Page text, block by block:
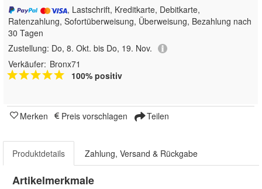
, Lastschrift, Kreditkarte, Debitkarte,
Ratenzahlung, Sofortüberweisung, Überweisung, Bezahlung nach
30 Tagen
Zustellung: Do, 8. Okt. bis Do, 19. Nov.
Verkäufer: Bronx71
100% positiv
Merken Preis vorschlagen Teilen
Produktdetails Zahlung, Versand & Rückgabe
Artikelmerkmale